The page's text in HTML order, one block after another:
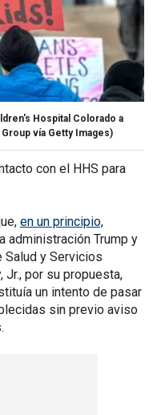
Hospital Colorado a
vía Getty Images)
con el HHS para
en un principio,
administración Trump y
Salud y Servicios
Jr., por su propuesta,
un intento de pasar
sin previo aviso